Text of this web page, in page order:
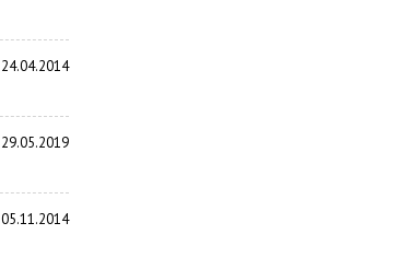
24.04.2014
29.05.2019
05.11.2014